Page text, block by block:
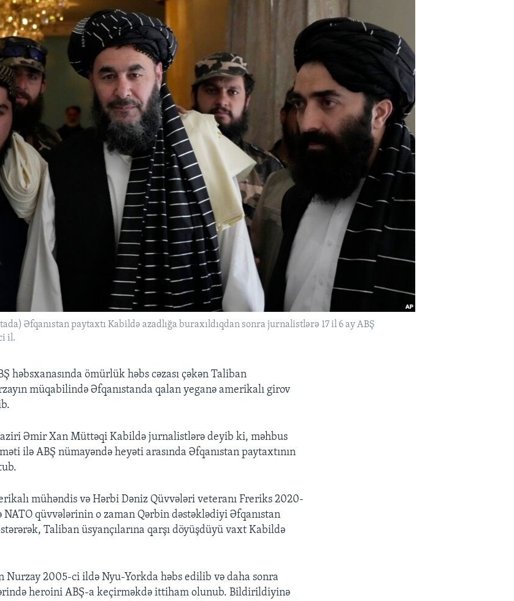
Əfqanıstan paytaxtı Kabildə azadlığa buraxıldıqdan sonra jurnalistlərə 17 il 6 ay ABŞ
il.
həbsxanasında ömürlük həbs cəzası çəkən Taliban
müqabilində Əfqanıstanda qalan yeganə amerikalı girov
Əmir Xan Müttəqi Kabildə jurnalistlərə deyib ki, məhbus
ilə ABŞ nümayəndə heyəti arasında Əfqanıstan paytaxtının
mühəndis və Hərbi Dəniz Qüvvələri veteranı Freriks 2020-
NATO qüvvələrinin o zaman Qərbin dəstəklədiyi Əfqanıstan
Taliban üsyançılarına qarşı döyüşdüyü vaxt Kabildə
Nurzay 2005-ci ildə Nyu-Yorkda həbs edilib və daha sonra
heroini ABŞ-a keçirməkdə ittiham olunub. Bildirildiyinə